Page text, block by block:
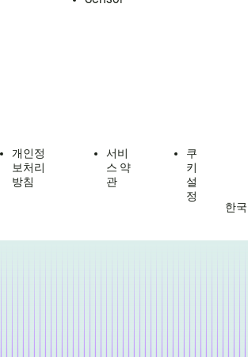
개인정
보처리
방침
서비
스 약
관
쿠
키
설
정
한